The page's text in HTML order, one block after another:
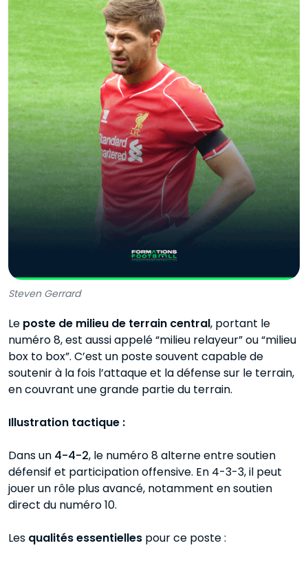
Steven Gerrard
Le poste de milieu de terrain central, portant le
numéro 8, est aussi appelé “milieu relayeur” ou “milieu
box to box”. C’est un poste souvent capable de
soutenir à la fois l’attaque et la défense sur le terrain,
en couvrant une grande partie du terrain.
Illustration tactique :
Dans un 4-4-2, le numéro 8 alterne entre soutien
défensif et participation offensive. En 4-3-3, il peut
jouer un rôle plus avancé, notamment en soutien
direct du numéro 10.
Les qualités essentielles pour ce poste :